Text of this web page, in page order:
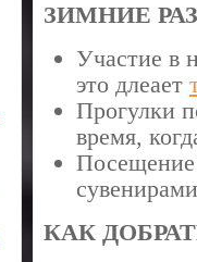
ЗИМНИЕ
Участие в
это длеает
Прогулки
время,
КАК